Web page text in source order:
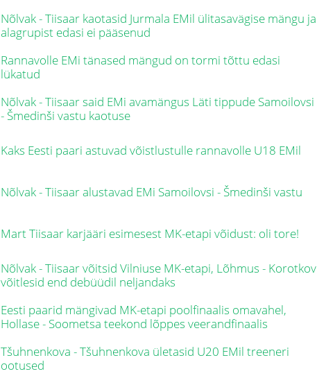
Nõlvak - Tiisaar kaotasid Jurmala EMil ülitasavägise mängu ja
alagrupist edasi ei pääsenud
Rannavolle EMi tänased mängud on tormi tõttu edasi
lükatud
Nõlvak - Tiisaar said EMi avamängus Läti tippude Samoilovsi
- Šmedinši vastu kaotuse
Kaks Eesti paari astuvad võistlustulle rannavolle U18 EMil
Nõlvak - Tiisaar alustavad EMi Samoilovsi - Šmedinši vastu
Mart Tiisaar karjääri esimesest MK-etapi võidust: oli tore!
Nõlvak - Tiisaar võitsid Vilniuse MK-etapi, Lõhmus - Korotkov
võitlesid end debüüdil neljandaks
Eesti paarid mängivad MK-etapi poolfinaalis omavahel,
Hollase - Soometsa teekond lõppes veerandfinaalis
Tšuhnenkova - Tšuhnenkova ületasid U20 EMil treeneri
ootused